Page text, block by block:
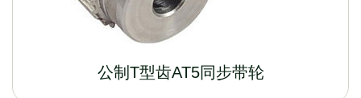
公制T型齿AT5同步带轮